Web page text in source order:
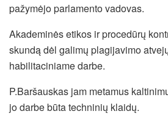
pažymėjo parlamento vadovas.
Akademinės etikos ir procedūrų
skundą dėl galimų plagijavimo
habilitaciniame darbe.
P.Baršauskas jam metamus
jo darbe būta techninių klaidų.